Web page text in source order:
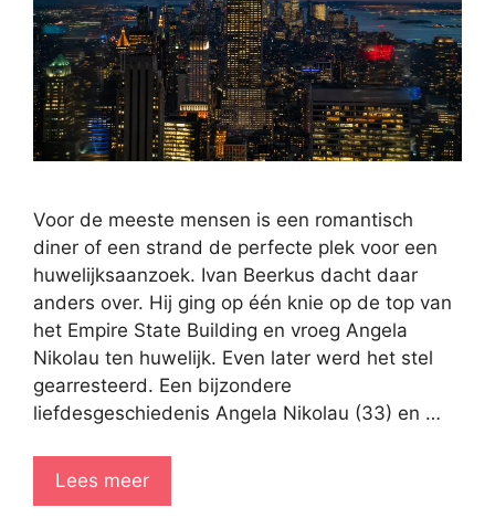
Voor de meeste mensen is een romantisch
diner of een strand de perfecte plek voor een
huwelijksaanzoek. Ivan Beerkus dacht daar
anders over. Hij ging op één knie op de top van
het Empire State Building en vroeg Angela
Nikolau ten huwelijk. Even later werd het stel
gearresteerd. Een bijzondere
liefdesgeschiedenis Angela Nikolau (33) en …
Lees meer